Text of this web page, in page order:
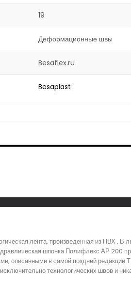
19
Деформационные швы
Besaflex.ru
Besaplast
лента, произведенная из ПВХ .
шпонка Полифлекс АР 200
описанными в самой поздней редакции
технологических швов и